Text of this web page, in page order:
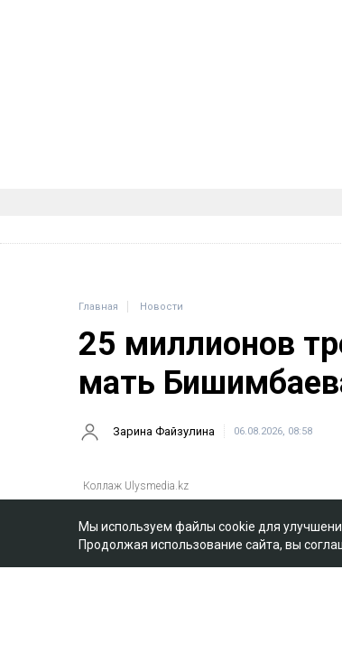
Главная Новости
25 миллионов
мать
Зарина Файзулина 06.08.2026, 08:58
Мы используем файлы cookie для
Продолжая использование сайта, вы